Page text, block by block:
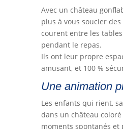
Avec un château
plus à vous soucier
courent entre les
pendant le repas.
Ils ont leur propre
amusant, et 100 %
Une animation
Les enfants qui rient,
dans un château
moments spontanés et